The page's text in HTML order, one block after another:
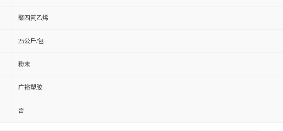
聚四氟乙烯
25公斤/包
粉末
广裕塑胶
否